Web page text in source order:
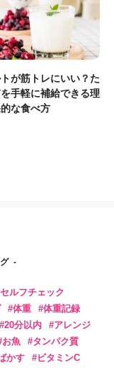
が筋トレにいい？た
手軽に補給できる理
な食べ方
セルフチェック
体重
体重記録
20分以内
アレンジ
お魚
タンパク質
かす
ビタミンC